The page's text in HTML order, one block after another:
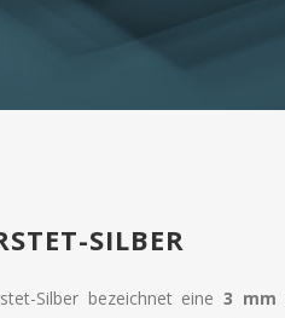
SILBER
Silber bezeichnet eine3 mm